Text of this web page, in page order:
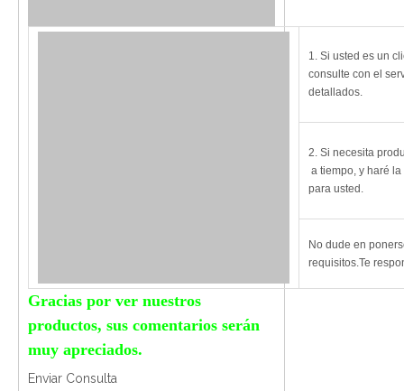
1. Si usted es un
consulte con el
detallados.
2. Si necesita
a tiempo, y haré
para usted.
No dude en
requisitos.Te
Gracias por ver nuestros
productos, sus comentarios serán
muy apreciados.
Enviar Consulta